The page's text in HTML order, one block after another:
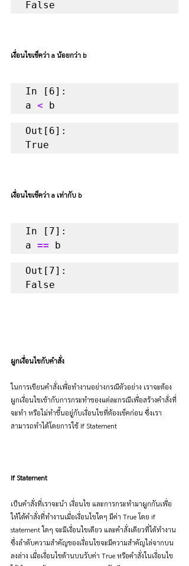
False
เงื่อนไขเช็คว่า a น้อยกว่า b
In [6]:
a < b
Out[6]:
True
เงื่อนไขเช็คว่า a เท่ากับ b
In [7]:
a == b
Out[7]:
False
ผูกเงื่อนไขกับคำสั่ง
ในการเขียนคำสั่งเพื่อทำงานอย่างกรณีตัวอย่าง เราจะต้อง
ผูกเงื่อนไขเข้ากับการกระทำของแต่ละกรณีเพื่อสร้างคำสั่งที่
จะทำ หรือไม่ทำขึ้นอยู่กับเงื่อนไขที่ต้องเช็คก่อน ซึ่งเรา
สามารถทำได้โดยการใช้ If Statement
If Statement
เป็นคำสั่งที่เราจะนำ เงื่อนไข และการกระทำมาผูกกันเพื่อ
ให้ได้คำสั่งที่ทำงานเมื่อเงื่อนไขใดๆ มีค่า True โดย if
statement ใดๆ จะมีเงื่อนไขเดียว และคำสั่งเดียวที่ได้ทำงาน
ซึ่งลำดับความสำคัญของเงื่อนไขจะมีความสำคัญไล่จากบน
ลงล่าง เมื่อเงื่อนไขด้านบนรับค่า True หรือคำสั่งในเงื่อนไข